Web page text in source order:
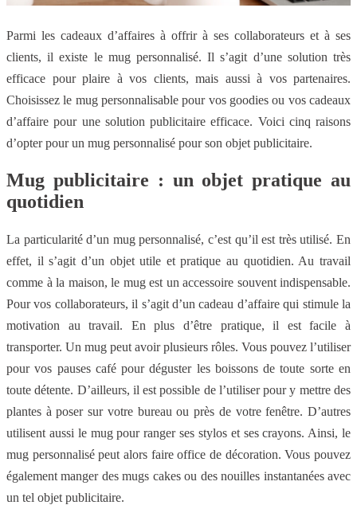
Parmi les cadeaux d’affaires à offrir à ses collaborateurs et à ses
clients, il existe le mug personnalisé. Il s’agit d’une solution très
efficace pour plaire à vos clients, mais aussi à vos partenaires.
Choisissez le mug personnalisable pour vos goodies ou vos cadeaux
d’affaire pour une solution publicitaire efficace. Voici cinq raisons
d’opter pour un mug personnalisé pour son objet publicitaire.
Mug publicitaire : un objet pratique au
quotidien
La particularité d’un mug personnalisé, c’est qu’il est très utilisé. En
effet, il s’agit d’un objet utile et pratique au quotidien. Au travail
comme à la maison, le mug est un accessoire souvent indispensable.
Pour vos collaborateurs, il s’agit d’un cadeau d’affaire qui stimule la
motivation au travail. En plus d’être pratique, il est facile à
transporter. Un mug peut avoir plusieurs rôles. Vous pouvez l’utiliser
pour vos pauses café pour déguster les boissons de toute sorte en
toute détente. D’ailleurs, il est possible de l’utiliser pour y mettre des
plantes à poser sur votre bureau ou près de votre fenêtre. D’autres
utilisent aussi le mug pour ranger ses stylos et ses crayons. Ainsi, le
mug personnalisé peut alors faire office de décoration. Vous pouvez
également manger des mugs cakes ou des nouilles instantanées avec
un tel objet publicitaire.